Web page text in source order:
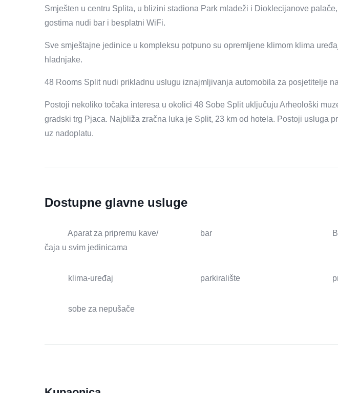
Smješten u centru Splita, u blizini stadiona Park mladeži i Dioklecijanove
gostima nudi bar i besplatni WiFi.
Sve smještajne jedinice u kompleksu potpuno su opremljene klimom klima
hladnjake.
48 Rooms Split nudi prikladnu uslugu iznajmljivanja automobila za posjetitelje
Postoji nekoliko točaka interesa u okolici 48 Sobe Split uključuju Arheološki
gradski trg Pjaca. Najbliža zračna luka je Split, 23 km od hotela. Postoji usluga
uz nadoplatu.
Dostupne glavne usluge
Aparat za pripremu kave/
čaja u svim jedinicama
bar
klima-uređaj parkiralište
sobe za nepušače